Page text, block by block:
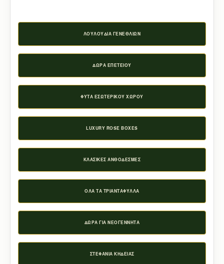
ΛΟΥΛΟΎΔΙΑ ΓΕΝΕΘΛΊΩΝ
ΔΏΡΑ ΕΠΕΤΕΊΟΥ
ΦΥΤΆ ΕΣΩΤΕΡΙΚΟΎ ΧΏΡΟΥ
LUXURY ROSE BOXES
ΚΛΑΣΙΚΈΣ ΑΝΘΟΔΈΣΜΕΣ
ΌΛΑ ΤΑ ΤΡΙΑΝΤΆΦΥΛΛΑ
ΔΏΡΑ ΓΙΑ ΝΕΟΓΈΝΝΗΤΑ
ΣΤΕΦΆΝΙΑ ΚΗΔΕΊΑΣ